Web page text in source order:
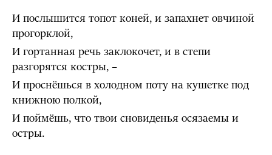
И послышится топот коней, и запахнет овчиной
прогорклой,
И гортанная речь заклокочет, и в степи
разгорятся костры, –
И проснёшься в холодном поту на кушетке под
книжною полкой,
И поймёшь, что твои сновиденья осязаемы и
остры.